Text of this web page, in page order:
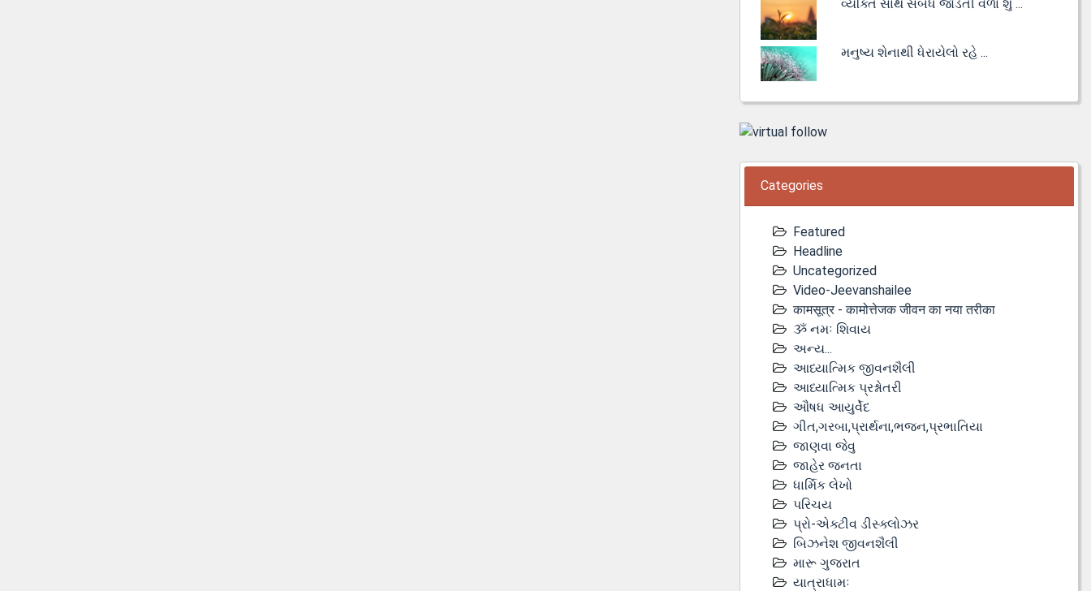
વ્યક્તિ સાથે સંબંધ જોડતી વેળા શું ...
મનુષ્ય શેનાથી ધેરાયેલો રહે ...
Categories
Featured
Headline
Uncategorized
Video-Jeevanshailee
कामसूत्र - कामोत्तेजक जीवन का नया तरीका
ૐ નમઃ શિવાય
અન્ય...
આધ્યાત્મિક જીવનશૈલી
આધ્યાત્મિક પ્રશ્નોતરી
ઔષધ આયુર્વેદ
ગીત,ગરબા,પ્રાર્થના,ભજન,પ્રભાતિયા
જાણવા જેવુ
જાહેર જનતા
ધાર્મિક લેખો
પરિચય
પ્રો-એક્ટીવ ડીસ્‍ક્લોઝર
બિઝનેશ જીવનશૈલી
મારૂ ગુજરાત
યાત્રાધામઃ